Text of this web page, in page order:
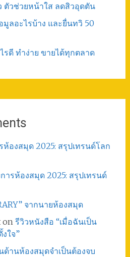
ตัวช่วยหน้าใส ลดสิวอุดตัน
ลอะไรบ้าง และยื่นทวิ 50
รดี ทำง่าย ขายได้ทุกตลาด
ห้องสมุด 2025: สรุปเทรนด์โลก
การห้องสมุด 2025: สรุปเทรนด์
จากนายห้องสมุด
on รีวิวหนังสือ “เมื่อฉันเป็น
ใจ”
ด้านห้องสมุดจำเป็นต้องจบ